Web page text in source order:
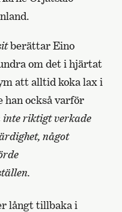
berättar Eino
om det i hjärtat
att alltid koka lax i
han också varför
inte riktigt verkade
något
långt tillbaka i